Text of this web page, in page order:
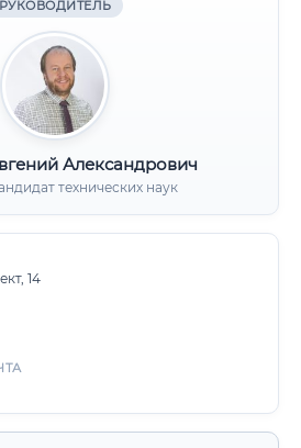
РУКОВОДИТЕЛЬ
Александрович
технических наук
14